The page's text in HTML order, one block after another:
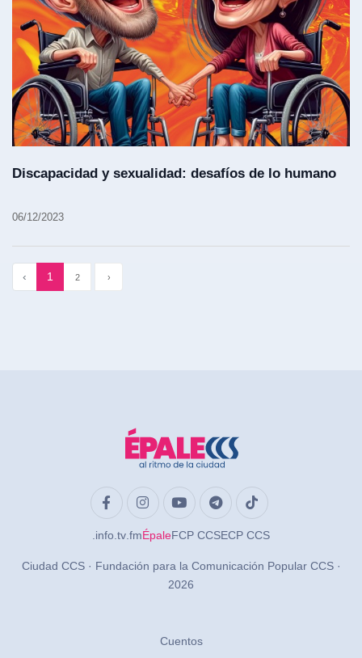
Discapacidad y sexualidad: desafíos de lo humano
06/12/2023
‹ 1 2 ›
.info .tv .fmÉpaleFCP CCSECP CCS
Ciudad CCS · Fundación para la Comunicación Popular CCS ·
2026
Cuentos